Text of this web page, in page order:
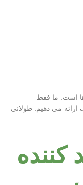
ها است. ما فقط
ارائه می دهیم. طولانی
کننده